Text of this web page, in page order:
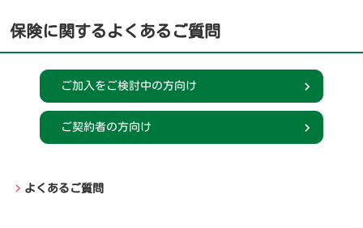
保険に関するよくあるご質問
ご加入をご検討中の方向け
ご契約者の方向け
よくあるご質問